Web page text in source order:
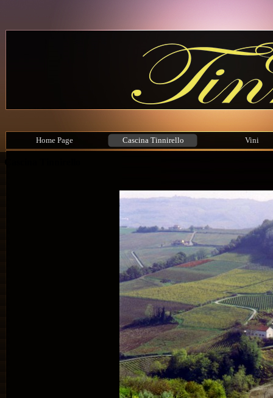
Home Page Cascina Tinnirello Vini
Cascina Tinnirello